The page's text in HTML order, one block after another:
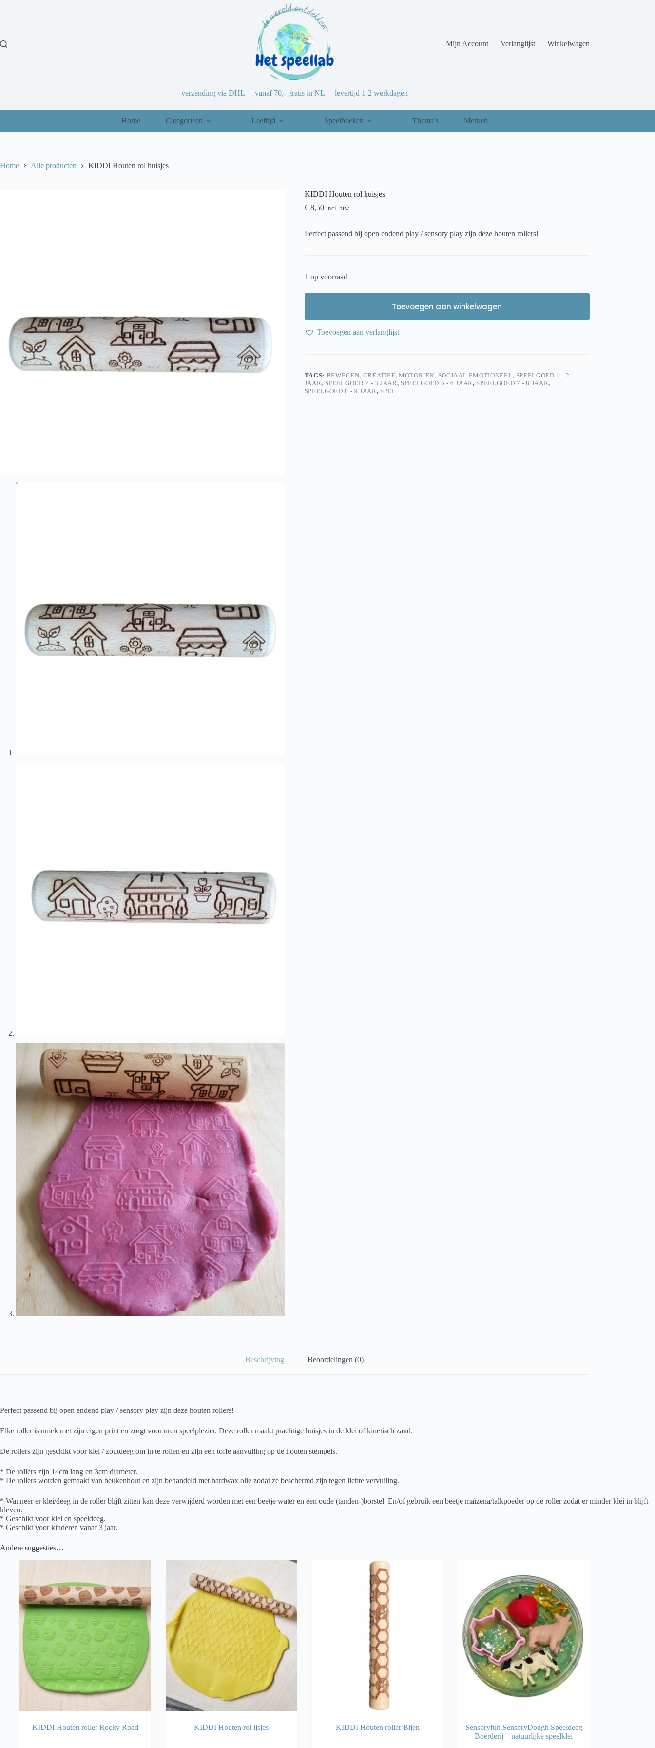
Mijn Account
Verlanglijst Winkelwagen
verzending via DHL vanaf 70,- gratis in NL levertijd 1-2 werkdagen
Home Categorieen Leeftijd Speelhoeken Thema’s Merken
Home Alle producten KIDDI Houten rol huisjes
KIDDI Houten rol huisjes
€8,50 incl. btw
Perfect passend bij open endend play / sensory play zijn deze houten rollers!
1 op voorraad
Toevoegen aan winkelwagen
Toevoegen aan verlanglijst
TAGS: BEWEGEN, CREATIEF,MOTORIEK, SOCIAAL EMOTIONEEL, SPEELGOED 1 - 2
JAAR, SPEELGOED 2 - 3 JAAR, SPEELGOED 5 - 6 JAAR, SPEELGOED 7 - 8 JAAR,
SPEELGOED 8 - 9 JAAR, SPEL
Beschrijving Beoordelingen (0)
Perfect passend bij open endend play / sensory play zijn deze houten rollers!
Elke roller is uniek met zijn eigen print en zorgt voor uren speelplezier. Deze roller maakt prachtige huisjes in de klei of kinetisch zand.
De rollers zijn geschikt voor klei / zoutdeeg om in te rollen en zijn een toffe aanvulling op de houten stempels.
* De rollers zijn 14cm lang en 3cm diameter.
* De rollers worden gemaakt van beukenhout en zijn behandeld met hardwax olie zodat ze beschermd zijn tegen lichte vervuiling.
* Wanneer er klei/deeg in de roller blijft zitten kan deze verwijderd worden met een beetje water en een oude (tanden-)borstel. En/of gebruik een beetje maïzena/talkpoeder op de roller zodat er minder klei in blijft
kleven.
* Geschikt voor klei en speeldeeg.
* Geschikt voor kinderen vanaf 3 jaar.
Andere suggesties…
KIDDI Houten roller Rocky Road KIDDI Houten rol ijsjes KIDDI Houten roller Bijen
Sensoryfun SensoryDough Speeldeeg
Boerderij – natuurlijke speelklei